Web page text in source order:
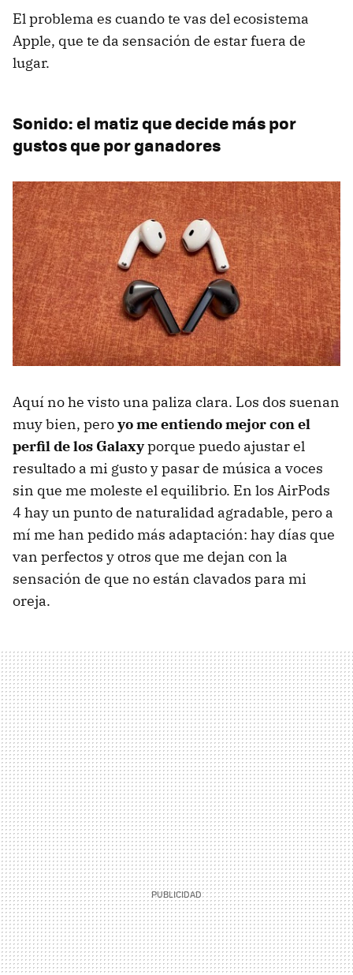
El problema es cuando te vas del ecosistema
Apple, que te da sensación de estar fuera de
lugar.
Sonido: el matiz que decide más por
gustos que por ganadores
Aquí no he visto una paliza clara. Los dos suenan
muy bien, peroyo me entiendo mejor con el
perfil de los Galaxyporque puedo ajustar el
resultado a mi gusto y pasar de música a voces
sin que me moleste el equilibrio. En los AirPods
4 hay un punto de naturalidad agradable, pero a
mí me han pedido más adaptación: hay días que
van perfectos y otros que me dejan con la
sensación de que no están clavados para mi
oreja.